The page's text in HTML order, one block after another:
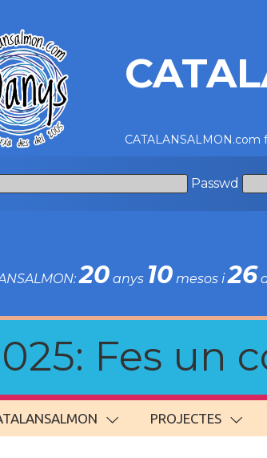
Passwd
20anys 10mesos i26
Fes un
PROJECTES